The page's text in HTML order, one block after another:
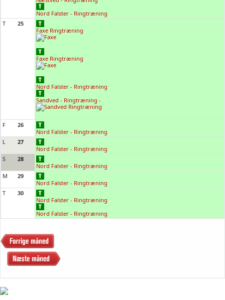
Nord Falster - Ringtræning
T
25
Faxe Ringtræning
Faxe Ringtræning
Nord Falster - Ringtræning
Sandved - Ringtræning -
F
26
Nord Falster - Ringtræning
L
27
Nord Falster - Ringtræning
S
28
Nord Falster - Ringtræning
M
29
Nord Falster - Ringtræning
T
30
Nord Falster - Ringtræning
Nord Falster - Ringtræning